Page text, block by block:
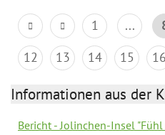
1 ...
12
13 14 15 16
Informationen aus der
Bericht - Jolinchen-Insel